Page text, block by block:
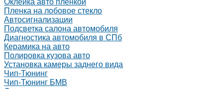
Оклейка авто пленкой
Пленка на лобовое стекло
Автосигнализации
Подсветка салона автомобиля
Диагностика автомобиля в СПб
Керамика на авто
Полировка кузова авто
Установка камеры заднего вида
Чип-Тюнинг
Чип-Тюнинг БМВ